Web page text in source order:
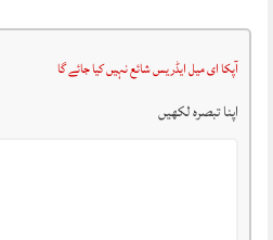
آپکا ای میل ایڈریس شائع نہیں کیا جائے گا
اپنا تبصرہ لکھیں